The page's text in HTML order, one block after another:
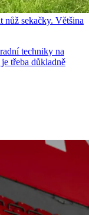
nůž sekačky. Většina
techniky na
třeba důkladně